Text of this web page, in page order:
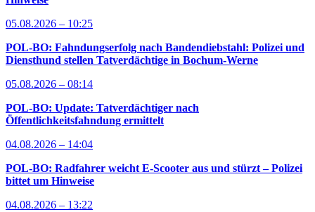
05.08.2026 – 10:25
POL-BO: Fahndungserfolg nach Bandendiebstahl: Polizei und
Diensthund stellen Tatverdächtige in Bochum-Werne
05.08.2026 – 08:14
POL-BO: Update: Tatverdächtiger nach
Öffentlichkeitsfahndung ermittelt
04.08.2026 – 14:04
POL-BO: Radfahrer weicht E-Scooter aus und stürzt – Polizei
bittet um Hinweise
04.08.2026 – 13:22